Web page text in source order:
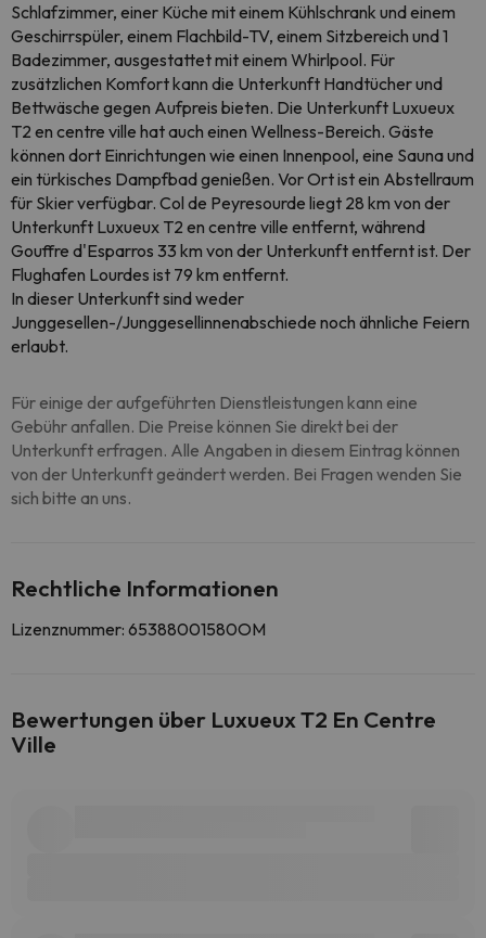
Schlafzimmer, einer Küche mit einem Kühlschrank und einem
Geschirrspüler, einem Flachbild-TV, einem Sitzbereich und 1
Badezimmer, ausgestattet mit einem Whirlpool. Für
zusätzlichen Komfort kann die Unterkunft Handtücher und
Bettwäsche gegen Aufpreis bieten. Die Unterkunft Luxueux
T2 en centre ville hat auch einen Wellness-Bereich. Gäste
können dort Einrichtungen wie einen Innenpool, eine Sauna und
ein türkisches Dampfbad genießen. Vor Ort ist ein Abstellraum
für Skier verfügbar. Col de Peyresourde liegt 28 km von der
Unterkunft Luxueux T2 en centre ville entfernt, während
Gouffre d'Esparros 33 km von der Unterkunft entfernt ist. Der
Flughafen Lourdes ist 79 km entfernt.
In dieser Unterkunft sind weder
Junggesellen-/Junggesellinnenabschiede noch ähnliche Feiern
erlaubt.
Für einige der aufgeführten Dienstleistungen kann eine
Gebühr anfallen. Die Preise können Sie direkt bei der
Unterkunft erfragen. Alle Angaben in diesem Eintrag können
von der Unterkunft geändert werden. Bei Fragen wenden Sie
sich bitte an uns.
Rechtliche Informationen
Lizenznummer: 65388001580OM
Bewertungen über Luxueux T2 En Centre
Ville